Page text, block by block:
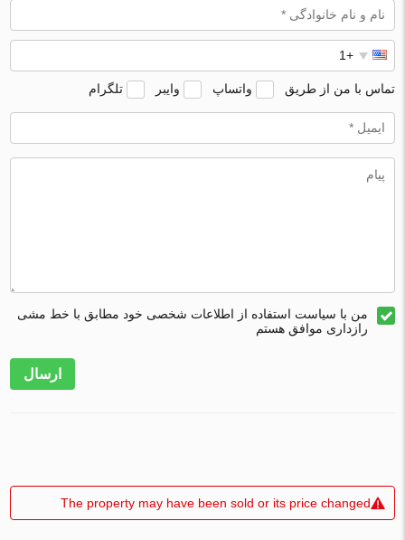
تماس با من از طریق واتساپ وایبر تلگرام
من با سیاست استفاده از اطلاعات شخصی خود مطابق با خط مشی
رازداری موافق هستم
ارسال
The property may have been sold or its price changed